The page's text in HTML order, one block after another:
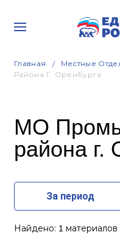
Главная Местные
Района Г. Оренбурга
МО
района г.
За период
Найдено: 1 материалов